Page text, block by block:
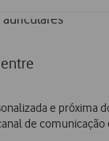
e próxima
de comunicação